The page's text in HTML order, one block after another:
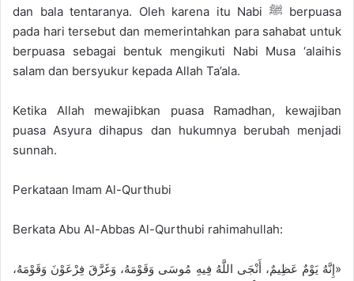
dan bala tentaranya. Oleh karena itu Nabi ﷺ berpuasa
pada hari tersebut dan memerintahkan para sahabat untuk
berpuasa sebagai bentuk mengikuti Nabi Musa ‘alaihis
salam dan bersyukur kepada Allah Ta’ala.
Ketika Allah mewajibkan puasa Ramadhan, kewajiban
puasa Asyura dihapus dan hukumnya berubah menjadi
sunnah.
Perkataan Imam Al-Qurthubi
Berkata Abu Al-Abbas Al-Qurthubi rahimahullah:
«إِنَّهُ يَوْمٌ عَظِيمٌ، أَنْجَى اللَّهُ فِيهِ مُوسَى وَقَوْمَهُ، وَغَرَّقَ فِرْعَوْنَ وَقَوْمَهُ،